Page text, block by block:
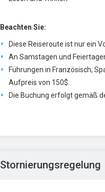
Beachten Sie:
Diese Reiseroute ist nur ein
An Samstagen und
Führungen in Französisch,
Aufpreis von 150$.
Die Buchung erfolgt gemäß
Stornierungsregelung